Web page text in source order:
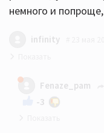
немного и
infinity
за 20-30 можно
Fenaze_pam
-3